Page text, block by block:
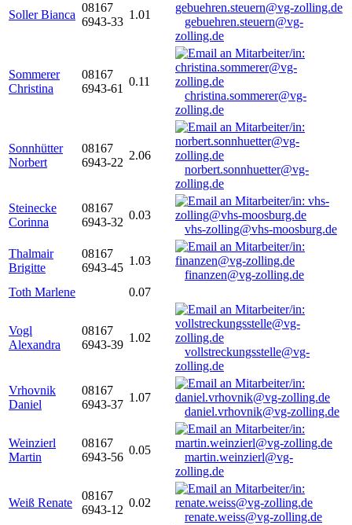
Soller Bianca
08167
6943-33
1.01
gebuehren.steuern@vg-
zolling.de
Sommerer
Christina
08167
6943-61
0.11
christina.sommerer@vg-
zolling.de
Sonnhütter
Norbert
08167
6943-22
2.06
norbert.sonnhuetter@vg-
zolling.de
Steinecke
Corinna
08167
6943-32
0.03
vhs-zolling@vhs-moosburg.de
Thalmair
Brigitte
08167
6943-45
1.03
finanzen@vg-zolling.de
Toth Marlene
0.07
Vogl
Alexandra
08167
6943-39
1.02
vollstreckungsstelle@vg-
zolling.de
Vrhovnik
Daniel
08167
6943-37
1.07
daniel.vrhovnik@vg-zolling.de
Weinzierl
Martin
08167
6943-56
0.05
martin.weinzierl@vg-
zolling.de
Weiß Renate
08167
6943-12
0.02
renate.weiss@vg-zolling.de